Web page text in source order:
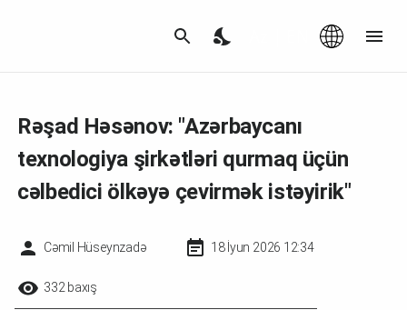
Rəşad Həsənov: "Azərbaycanı
texnologiya şirkətləri qurmaq üçün
cəlbedici ölkəyə çevirmək istəyirik"
Cəmil Hüseynzadə 18 İyun 2026 12:34
332 baxış